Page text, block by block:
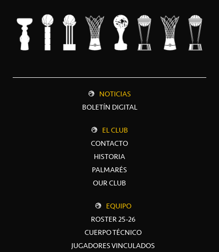
NOTICIAS
BOLETÍN DIGITAL
EL CLUB
CONTACTO
HISTORIA
PALMARÉS
OUR CLUB
EQUIPO
ROSTER 25-26
CUERPO TÉCNICO
JUGADORES VINCULADOS